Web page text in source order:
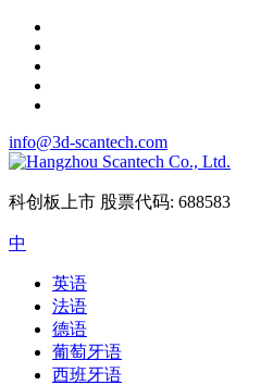
info@3d-scantech.com
科创板上市 股票代码: 688583
中
英语
法语
德语
葡萄牙语
西班牙语